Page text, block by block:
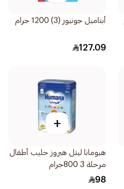
أبتاميل جونيور (3) 1200 جرام
127.09
+
هيومانا ليتل هيروز حليب أطفال
مرحلة 3 800جرام
98